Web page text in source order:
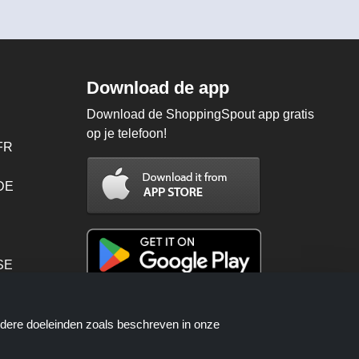
Download de app
Download de ShoppingSpout app gratis
op je telefoon!
doeleinden zoals beschreven in onze